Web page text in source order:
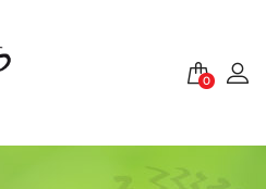
0